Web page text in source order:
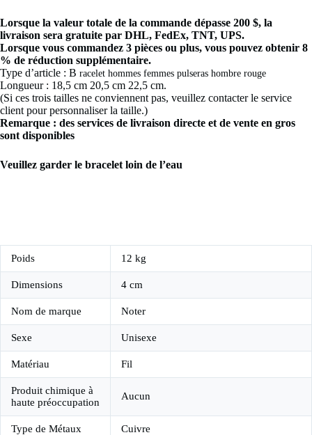
Lorsque la valeur totale de la commande dépasse 200 $, la
livraison sera gratuite par DHL, FedEx, TNT, UPS.
Lorsque vous commandez 3 pièces ou plus, vous pouvez obtenir 8
% de réduction supplémentaire.
Type d’article : B racelet hommes femmes pulseras hombre rouge
Longueur : 18,5 cm 20,5 cm 22,5 cm.
(Si ces trois tailles ne conviennent pas, veuillez contacter le service
client pour personnaliser la taille.)
Remarque : des services de livraison directe et de vente en gros
sont disponibles
Veuillez garder le bracelet loin de l’eau
Poids 12 kg
Dimensions 4 cm
Nom de marque Noter
Sexe Unisexe
Matériau Fil
Produit chimique à
haute préoccupation
Aucun
Type de Métaux Cuivre